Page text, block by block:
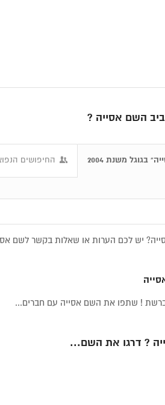
השם אסייה ?
בגוגל משנת 2004 החיפושים
יש לכם הערות או שאלות בקשר לשם
! שתפו את השם אסייה עם חברים...
? דרגו את השם...